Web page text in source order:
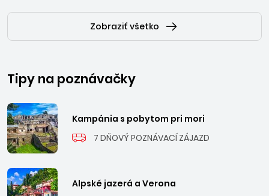
Zobraziť všetko
Tipy na poznávačky
Kampánia s pobytom pri mori
7 DŇOVÝ POZNÁVACÍ ZÁJAZD
Alpské jazerá a Verona